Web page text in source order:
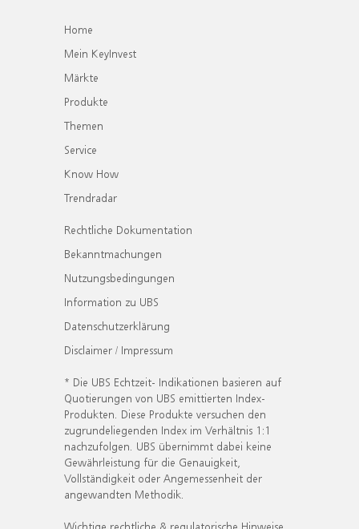
Home
Mein KeyInvest
Märkte
Produkte
Themen
Service
Know How
Trendradar
Rechtliche Dokumentation
Bekanntmachungen
Nutzungsbedingungen
Information zu UBS
Datenschutzerklärung
Disclaimer / Impressum
* Die UBS Echtzeit- Indikationen basieren auf
Quotierungen von UBS emittierten Index-
Produkten. Diese Produkte versuchen den
zugrundeliegenden Index im Verhältnis 1:1
nachzufolgen. UBS übernimmt dabei keine
Gewährleistung für die Genauigkeit,
Vollständigkeit oder Angemessenheit der
angewandten Methodik.